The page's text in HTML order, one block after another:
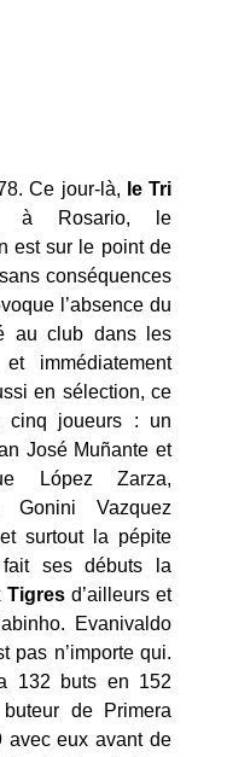
Ce jour-là, le Tri
à Rosario, le
est sur le point de
conséquences
l’absence du
au club dans les
immédiatement
en sélection, ce
cinq joueurs : un
José Muñante et
López Zarza,
Gonini Vazquez
surtout la pépite
ses débuts la
Tigresd’ailleurs et
Evanivaldo
pas n’importe qui.
132 buts en 152
de Primera
avec eux avant de